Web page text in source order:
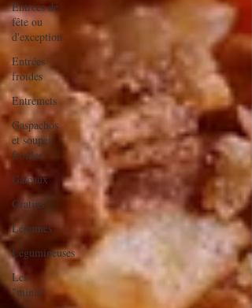
Entrées de
fête ou
d'exception
Entrées
froides
Entremets
Gaspachos
et soupes
froides
Gâteaux
Gratins
Légumes
Légumineuses
Les
"minis"